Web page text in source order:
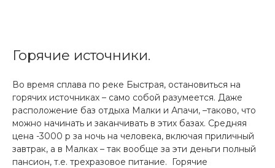
Горячие источники.
Во время сплава по реке Быстрая, остановиться на
горячих источниках – само собой разумеется. Даже
расположение баз отдыха Малки и Апачи, –таково, что
можно начинать и заканчивать в этих базах. Средняя
цена -3000 р за ночь на человека, включая приличный
завтрак, а в Малках – так вообще за эти деньги полный
пансион, т.е. трехразовое питание. Горячие